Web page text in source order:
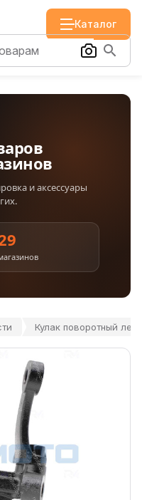
Каталог
и аксессуары
Кулак поворотный